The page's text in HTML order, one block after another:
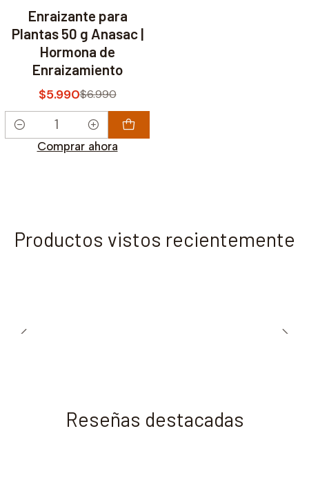
Enraizante para
Plantas 50 g Anasac |
Hormona de
Enraizamiento
$5.990$6.990
Cantidad
Comprar ahora
Productos vistos recientemente
Reseñas destacadas